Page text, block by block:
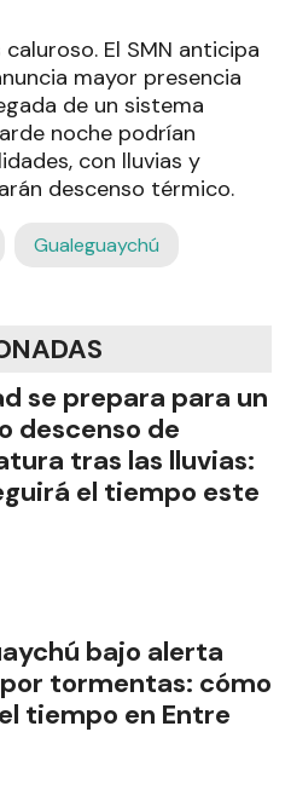
El SMN anticipa
mayor presencia
de un sistema
noche podrían
con lluvias y
descenso térmico.
Gualeguaychú
se prepara para un
descenso de
tras las lluvias:
el tiempo este
bajo alerta
tormentas: cómo
tiempo en Entre